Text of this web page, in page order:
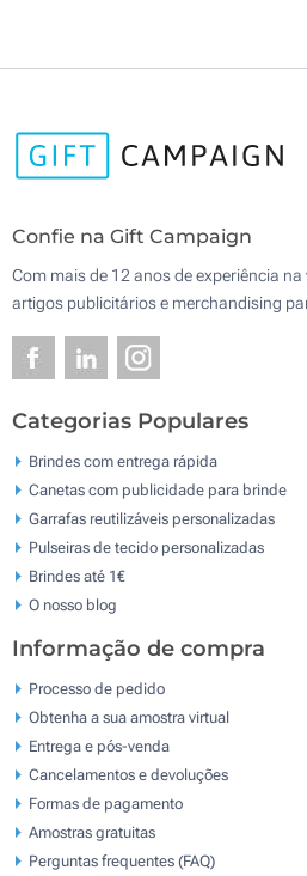
Confie na Gift Campaign
Com mais de 12 anos de experiência
artigos publicitários e merchandising
Categorias Populares
Brindes com entrega rápida
Canetas com publicidade para brinde
Garrafas reutilizáveis personalizadas
Pulseiras de tecido personalizadas
Brindes até 1€
O nosso blog
Informação de compra
Processo de pedido
Obtenha a sua amostra virtual
Entrega e pós-venda
Cancelamentos e devoluções
Formas de pagamento
Amostras gratuitas
Perguntas frequentes (FAQ)